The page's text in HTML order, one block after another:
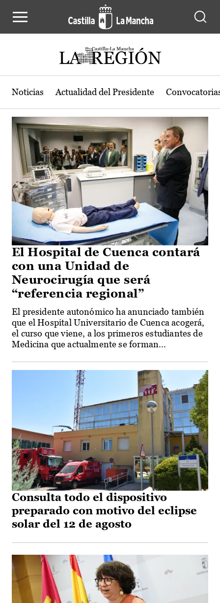
Actualidad de la región de Castilla-
Noticias Actualidad del Presidente
El Hospital de Cuenca contará
con una Unidad de
Neurocirugía que será
“referencia regional”
El presidente autonómico ha anunciado también
que el Hospital Universitario de Cuenca acogerá,
el curso que viene, a los primeros estudiantes de
Medicina que actualmente se forman...
Consulta todo el dispositivo
preparado con motivo del eclipse
solar del 12 de agosto